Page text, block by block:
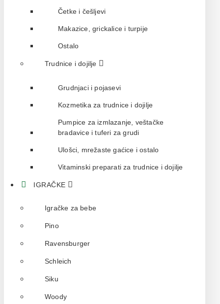
Četke i češljevi
Makazice, grickalice i turpije
Ostalo
Trudnice i dojilje
Grudnjaci i pojasevi
Kozmetika za trudnice i dojilje
Pumpice za izmlazanje, veštačke
bradavice i tuferi za grudi
Ulošci, mrežaste gaćice i ostalo
Vitaminski preparati za trudnice i dojilje
IGRAČKE
Igračke za bebe
Pino
Ravensburger
Schleich
Siku
Woody